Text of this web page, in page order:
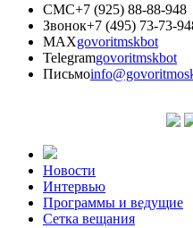
СМС+7 (925) 88-88-948
Звонок+7 (495) 73-73-
MAXgovoritmskbot
Telegramgovoritmskbot
Письмо
Новости
Интервью
Программы и ведущие
Сетка вещания